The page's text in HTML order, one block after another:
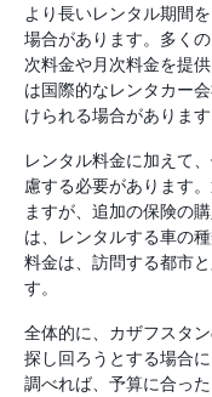
より長いレンタル期間
場合があります。多く
次料金や月次料金を提
は国際的なレンタカー
けられる場合があります
レンタル料金に加えて
慮する必要があります
ますが、追加の保険の
は、レンタルする車の
料金は、訪問する都市
す。
全体的に、カザフスタ
探し回ろうとする場合
調べれば、予算に合っ